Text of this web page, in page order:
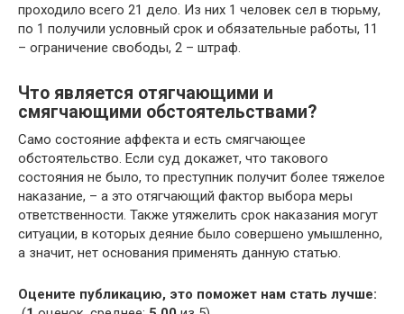
проходило всего 21 дело. Из них 1 человек сел в тюрьму,
по 1 получили условный срок и обязательные работы, 11
– ограничение свободы, 2 – штраф.
Что является отягчающими и
смягчающими обстоятельствами?
Само состояние аффекта и есть смягчающее
обстоятельство. Если суд докажет, что такового
состояния не было, то преступник получит более тяжелое
наказание, – а это отягчающий фактор выбора меры
ответственности. Также утяжелить срок наказания могут
ситуации, в которых деяние было совершено умышленно,
а значит, нет основания применять данную статью.
Оцените публикацию, это поможет нам стать лучше: